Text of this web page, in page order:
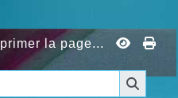
la page...